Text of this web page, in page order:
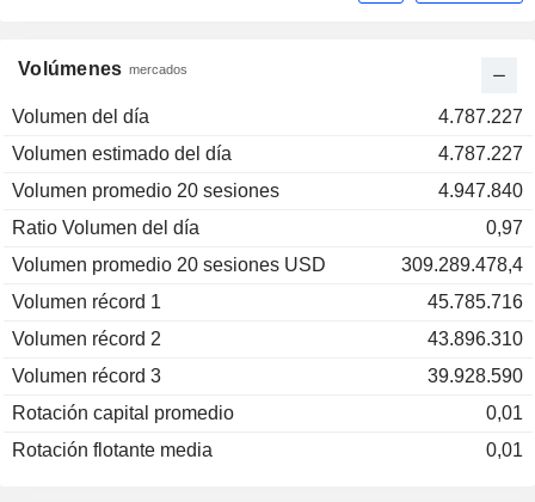
Volúmenes mercados
Volumen del día
4.787.227
Volumen estimado del día
4.787.227
Volumen promedio 20 sesiones
4.947.840
Ratio Volumen del día
0,97
Volumen promedio 20 sesiones USD
309.289.478,4
Volumen récord 1
45.785.716
Volumen récord 2
43.896.310
Volumen récord 3
39.928.590
Rotación capital promedio
0,01
Rotación flotante media
0,01